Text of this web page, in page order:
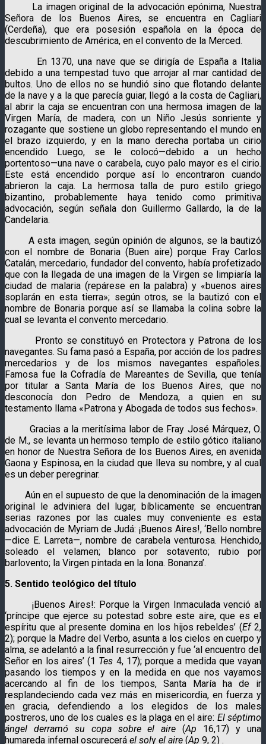
La imagen original de la advocación epónima, Nuestra
Señora de los Buenos Aires, se encuentra en Cagliari
(Cerdeña), que era posesión española en la época de
descubrimiento de América, en el convento de la Merced.
En 1370, una nave que se dirigía de España a Italia
debido a una tempestad tuvo que arrojar al mar cantidad de
bultos. Uno de ellos no se hundió sino que flotando delante
de la nave y a la que parecía guiar, llegó a la costa de Cagliari,
al abrir la caja se encuentran con una hermosa imagen de la
Virgen María, de madera, con un Niño Jesús sonriente y
rozagante que sostiene un globo representando el mundo en
el brazo izquierdo, y en la mano derecha portaba un cirio
encendido Luego, se le colocó—debido a un hecho
portentoso—una nave o carabela, cuyo palo mayor es el cirio.
Este está encendido porque así lo encontraron cuando
abrieron la caja. La hermosa talla de puro estilo griego
bizantino, probablemente haya tenido como primitiva
advocación, según señala don Guillermo Gallardo, la de la
Candelaria.
A esta imagen, según opinión de algunos, se la bautizó
con el nombre de Bonaria (Buen aire) porque Fray Carlos
Catalán, mercedario, fundador del convento, había profetizado
que con la llegada de una imagen de la Virgen se limpiaría la
ciudad de malaria (repárese en la palabra) y «buenos aires
soplarán en esta tierra»; según otros, se la bautizó con el
nombre de Bonaria porque así se llamaba la colina sobre la
cual se levanta el convento mercedario.
Pronto se constituyó en Protectora y Patrona de los
navegantes. Su fama pasó a España, por acción de los padres
mercedarios y de los mismos navegantes españoles.
Famosa fue la Cofradía de Mareantes de Sevilla, que tenía
por titular a Santa María de los Buenos Aires, que no
desconocía don Pedro de Mendoza, a quien en su
testamento llama «Patrona y Abogada de todos sus fechos».
Gracias a la meritísima labor de Fray José Márquez, O.
de M., se levanta un hermoso templo de estilo gótico italiano
en honor de Nuestra Señora de los Buenos Aires, en avenida
Gaona y Espinosa, en la ciudad que lleva su nombre, y al cual
es un deber peregrinar.
Aún en el supuesto de que la denominación de la imagen
original le adviniera del lugar, bíblicamente se encuentran
serias razones por las cuales muy conveniente es esta
advocación de Myriam de Judá: ¡Buenos Aires!, ‘Bello nombre
—dice E. Larreta—, nombre de carabela venturosa. Henchido,
soleado el velamen; blanco por sotavento; rubio por
barlovento; la Virgen pintada en la lona. Bonanza’.
5. Sentido teológico del título
¡Buenos Aires!: Porque la Virgen Inmaculada venció al
‘príncipe que ejerce su potestad sobre este aire, que es el
espíritu que al presente domina en los hijos rebeldes’ (Ef2,
2); porque la Madre del Verbo, asunta a los cielos en cuerpo y
alma, se adelantó a la final resurrección y fue ‘al encuentro del
Señor en los aires’ (1 Tes 4, 17); porque a medida que vayan
pasando los tiempos y en la medida en que nos vayamos
acercando al fin de los tiempos, Santa María ha de ir
resplandeciendo cada vez más en misericordia, en fuerza y
en gracia, defendiendo a los elegidos de los males
postreros, uno de los cuales es la plaga en el aire: El séptimo
ángel derramó su copa sobre el aire (Ap 16,17) y una
humareda infernal oscurecerá el soly el aire (Ap 9, 2) .